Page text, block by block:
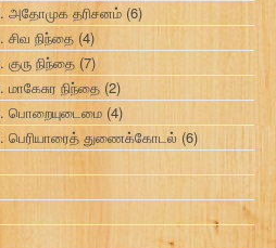
அதோமுக தரிசனம் (6)
நிந்தை (4)
நிந்தை (7)
நிந்தை (2)
பொறையுடைமை (4)
பெரியாரைத் துணைக்கோடல் (6)